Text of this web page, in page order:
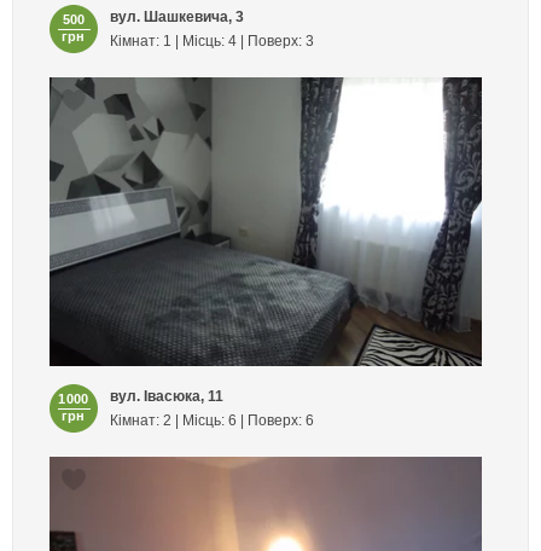
500
грн
вул. Шашкевича, 3
Кімнат: 1 | Місць: 4 | Поверх: 3
1000
грн
вул. Івасюка, 11
Кімнат: 2 | Місць: 6 | Поверх: 6